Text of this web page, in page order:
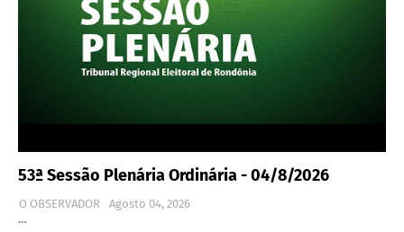
53ª Sessão Plenária Ordinária - 04/8/2026
O OBSERVADOR
Agosto 04, 2026
…